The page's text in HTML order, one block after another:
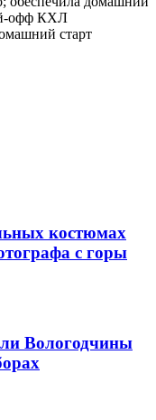
старт
костюмах
с горы
Вологодчины